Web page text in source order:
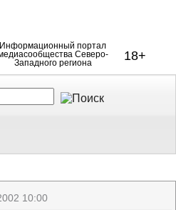
Информационный портал
Северо-
Западного региона
18+
10:00